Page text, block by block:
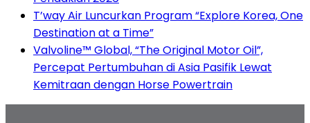
T’way Air Luncurkan Program “Explore Korea, One
Destination at a Time”
Valvoline™ Global, “The Original Motor Oil”,
Percepat Pertumbuhan di Asia Pasifik Lewat
Kemitraan dengan Horse Powertrain